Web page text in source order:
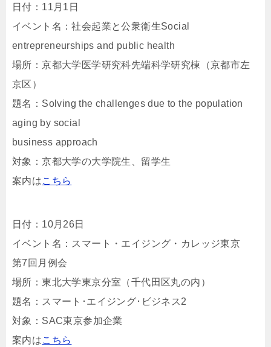
日付：11月1日
イベント名：社会起業と公衆衛生Social
entrepreneurships and public health
場所：京都大学医学研究科先端科学研究棟（京都市左
京区）
題名：Solving the challenges due to the population
aging by social
business approach
対象：京都大学の大学院生、留学生
案内はこちら
日付：10月26日
イベント名：スマート・エイジング・カレッジ東京
第7回月例会
場所：東北大学東京分室（千代田区丸の内）
題名：スマート･エイジング･ビジネス2
対象：SAC東京参加企業
案内はこちら